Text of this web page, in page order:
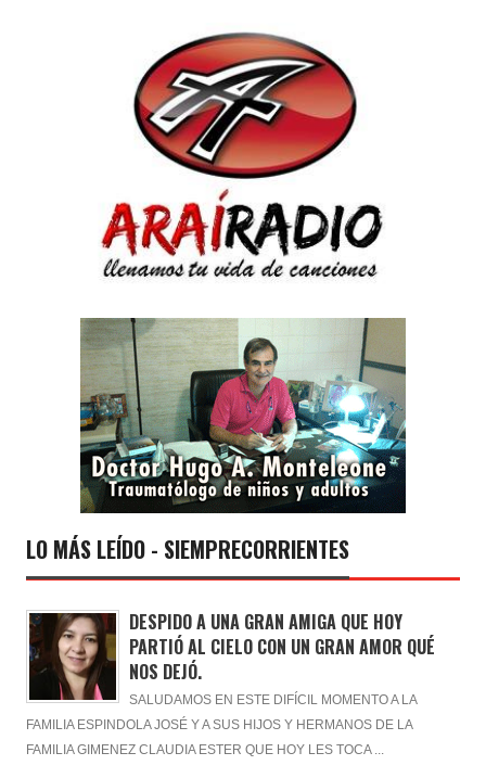
LO MÁS LEÍDO - SIEMPRECORRIENTES
DESPIDO A UNA GRAN AMIGA QUE HOY
PARTIÓ AL CIELO CON UN GRAN AMOR QUÉ
NOS DEJÓ.
SALUDAMOS EN ESTE DIFÍCIL MOMENTO A LA
FAMILIA ESPINDOLA JOSÉ Y A SUS HIJOS Y HERMANOS DE LA
FAMILIA GIMENEZ CLAUDIA ESTER QUE HOY LES TOCA ...